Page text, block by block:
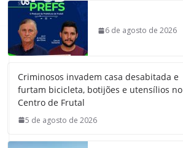
6 de agosto de 2026
Criminosos invadem casa desabitada e
furtam bicicleta, botijões e utensílios no
Centro de Frutal
5 de agosto de 2026